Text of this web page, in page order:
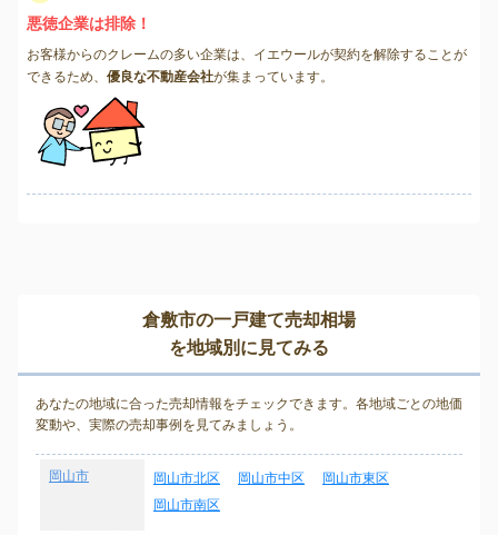
悪徳企業は排除！
お客様からのクレームの多い企業は、イエウールが契約を解除することが
できるため、 優良な不動産会社が集まっています。
倉敷市の一戸建て売却相場
を地域別に見てみる
あなたの地域に合った売却情報をチェックできます。各地域ごとの地価
変動や、実際の売却事例を見てみましょう。
岡山市 岡山市北区 岡山市中区
岡山市東区
岡山市南区